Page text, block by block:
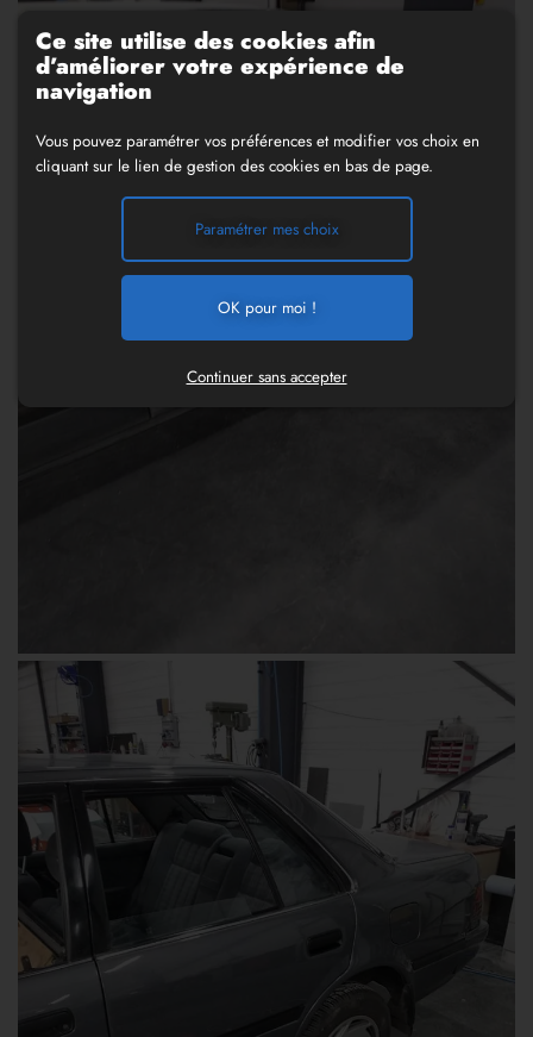
Ce site utilise des cookies afin
d’améliorer votre expérience de
navigation
Vous pouvez paramétrer vos préférences et modifier vos choix en
cliquant sur le lien de gestion des cookies en bas de page.
Paramétrer mes choix
OK pour moi !
Continuer sans accepter